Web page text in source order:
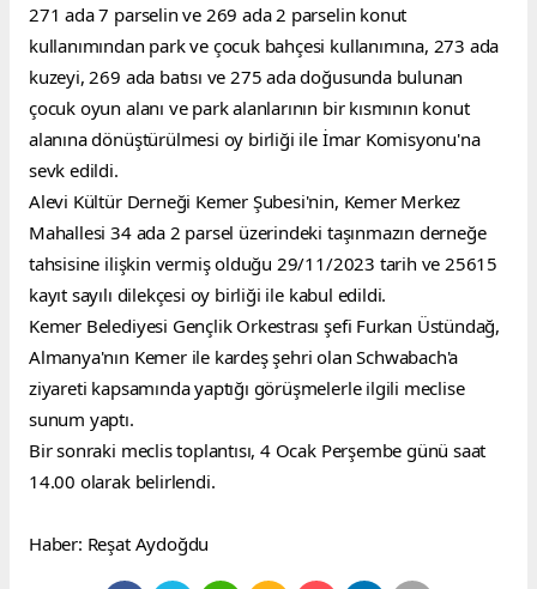
271 ada 7 parselin ve 269 ada 2 parselin konut
kullanımından park ve çocuk bahçesi kullanımına, 273 ada
kuzeyi, 269 ada batısı ve 275 ada doğusunda bulunan
çocuk oyun alanı ve park alanlarının bir kısmının konut
alanına dönüştürülmesi oy birliği ile İmar Komisyonu'na
sevk edildi.
Alevi Kültür Derneği Kemer Şubesi'nin, Kemer Merkez
Mahallesi 34 ada 2 parsel üzerindeki taşınmazın derneğe
tahsisine ilişkin vermiş olduğu 29/11/2023 tarih ve 25615
kayıt sayılı dilekçesi oy birliği ile kabul edildi.
Kemer Belediyesi Gençlik Orkestrası şefi Furkan Üstündağ,
Almanya'nın Kemer ile kardeş şehri olan Schwabach'a
ziyareti kapsamında yaptığı görüşmelerle ilgili meclise
sunum yaptı.
Bir sonraki meclis toplantısı, 4 Ocak Perşembe günü saat
14.00 olarak belirlendi.
Haber: Reşat Aydoğdu